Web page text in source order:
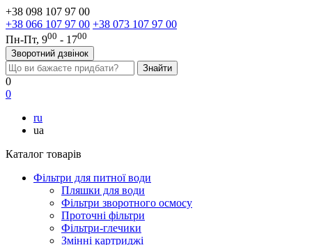
+38 098 107 97 00
+38 066 107 97 00 +38 073 107 97 00
Пн-Пт, 900 - 1700
Зворотний дзвінок
0
0
ru
ua
Каталог товарів
Фільтри для питної води
Пляшки для води
Фільтри зворотного осмосу
Проточні фільтри
Фільтри-глечики
Змінні картриджі